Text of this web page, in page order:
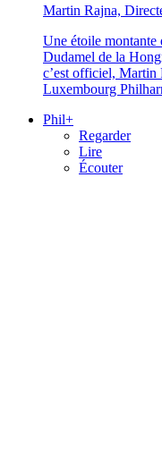
Martin Rajna,
Une étoile montante
Dudamel de la
c’est officiel, Martin
Luxembourg
Phil+
Regarder
Lire
Écouter